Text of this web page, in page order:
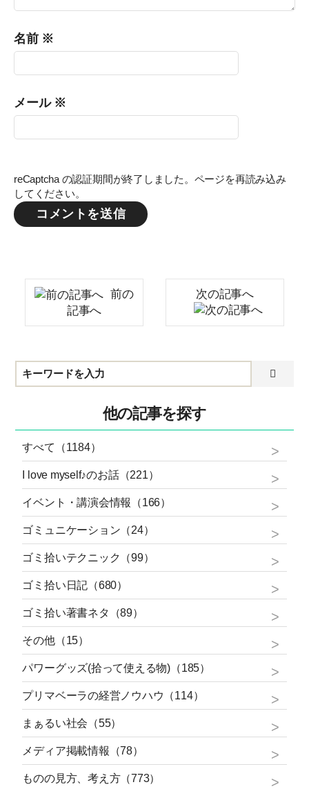
名前 ※
メール ※
reCaptcha の認証期間が終了しました。ページを再読み込み
してください。
前の
記事へ
次の記事へ
他の記事を探す
すべて（1184）
I love myself♪のお話（221）
イベント・講演会情報（166）
ゴミュニケーション（24）
ゴミ拾いテクニック（99）
ゴミ拾い日記（680）
ゴミ拾い著書ネタ（89）
その他（15）
パワーグッズ(拾って使える物)（185）
プリマベーラの経営ノウハウ（114）
まぁるい社会（55）
メディア掲載情報（78）
ものの見方、考え方（773）